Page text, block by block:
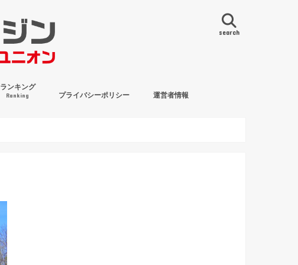
search
ランキング
Ranking プライバシーポリシー 運営者情報